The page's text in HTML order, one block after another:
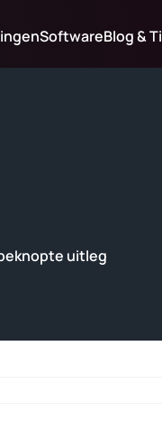
SoftwareBlog &
uitleg